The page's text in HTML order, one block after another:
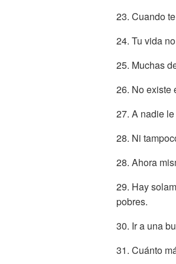
23. Cuando
24. Tu vida
25. Muchas
26. No existe
27. A nadie
28. Ni
28. Ahora
29. Hay
pobres.
30. Ir a una
31. Cuánto